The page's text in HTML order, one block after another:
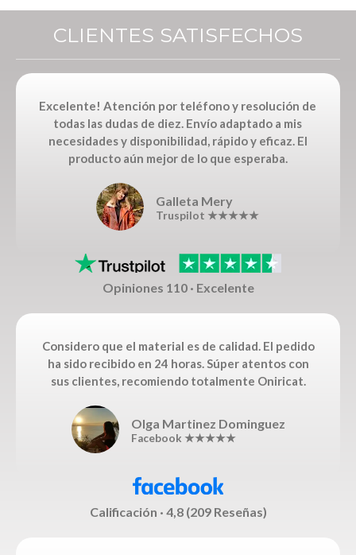
CLIENTES SATISFECHOS
Excelente! Atención por teléfono y resolución de
todas las dudas de diez. Envío adaptado a mis
necesidades y disponibilidad, rápido y eficaz. El
producto aún mejor de lo que esperaba.
Galleta Mery
Truspilot ★★★★★
Opiniones 110 · Excelente
Considero que el material es de calidad. El pedido
ha sido recibido en 24 horas. Súper atentos con
sus clientes, recomiendo totalmente Oniricat.
Olga Martinez Dominguez
Facebook ★★★★★
Calificación · 4,8 (209 Reseñas)